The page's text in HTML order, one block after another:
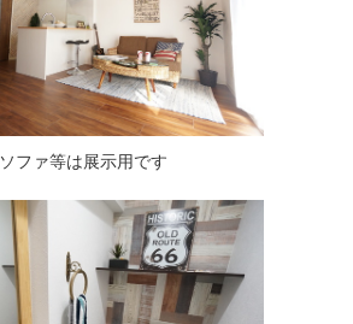
ソファ等は展示用です